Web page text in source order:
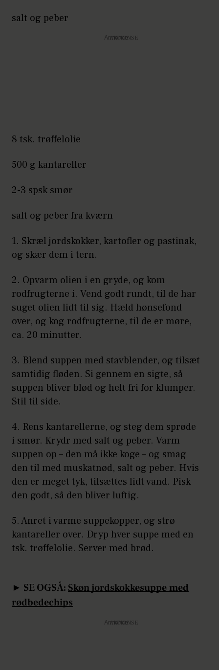
salt og peber
Annonce
8 tsk. trøffelolie
500 g kantareller
2-3 spsk smør
salt og peber fra kværn
1. Skræl jordskokker, kartofler og pastinak,
og skær dem i tern.
2. Opvarm olien i en gryde, og kom
rodfrugterne i. Vend godt rundt, til de har
suget olien lidt til sig. Hæld hønsefond
over, og kog rodfrugterne, til de er møre,
ca. 20 minutter.
3. Blend suppen med stavblender, og tilsæt
samtidig fløden. Si gennem en sigte, så
suppen bliver blød og helt fri for klumper.
Stil til side.
4. Rens kantarellerne, og steg dem sprøde
i smør. Krydr med salt og peber. Varm
suppen op – den må ikke koge – og smag
den til med muskatnød, salt og peber. Hvis
den er meget tyk, tilsættes lidt vand. Pisk
den godt, så den bliver luftig.
5. Anret i varme suppekopper, og strø
kantareller over. Dryp hver suppe med en
tsk. trøffelolie. Server med brød.
► SE OGSÅ:Skøn jordskokkesuppe med
rødbedechips
Annonce